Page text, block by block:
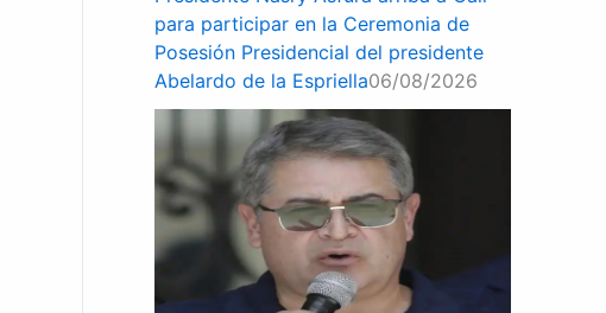
para participar en la Ceremonia de
Posesión Presidencial del presidente
Abelardo de la Espriella06/08/2026